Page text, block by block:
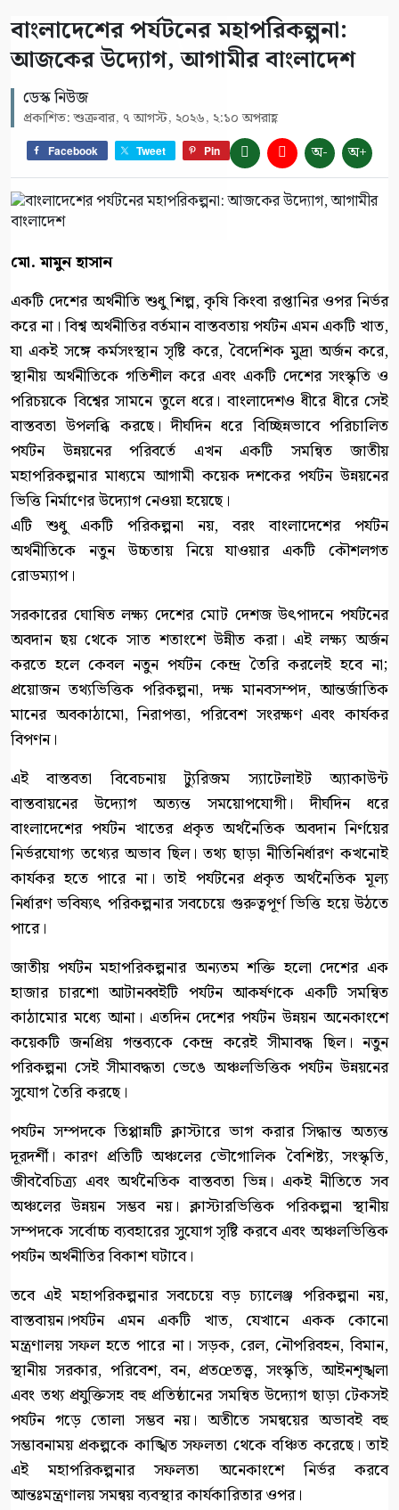
বাংলাদেশের পর্যটনের মহাপরিকল্পনা:
আজকের উদ্যোগ, আগামীর বাংলাদেশ
ডেস্ক নিউজ
প্রকাশিত: শুক্রবার, ৭ আগস্ট, ২০২৬, ২:১০ অপরাহ্ণ
Facebook Tweet Pin অ- অ+
মো. মামুন হাসান
একটি দেশের অর্থনীতি শুধু শিল্প, কৃষি কিংবা রপ্তানির ওপর নির্ভর
করে না। বিশ্ব অর্থনীতির বর্তমান বাস্তবতায় পর্যটন এমন একটি খাত,
যা একই সঙ্গে কর্মসংস্থান সৃষ্টি করে, বৈদেশিক মুদ্রা অর্জন করে,
স্থানীয় অর্থনীতিকে গতিশীল করে এবং একটি দেশের সংস্কৃতি ও
পরিচয়কে বিশ্বের সামনে তুলে ধরে। বাংলাদেশও ধীরে ধীরে সেই
বাস্তবতা উপলব্ধি করছে। দীর্ঘদিন ধরে বিচ্ছিন্নভাবে পরিচালিত
পর্যটন উন্নয়নের পরিবর্তে এখন একটি সমন্বিত জাতীয়
মহাপরিকল্পনার মাধ্যমে আগামী কয়েক দশকের পর্যটন উন্নয়নের
ভিত্তি নির্মাণের উদ্যোগ নেওয়া হয়েছে।
এটি শুধু একটি পরিকল্পনা নয়, বরং বাংলাদেশের পর্যটন
অর্থনীতিকে নতুন উচ্চতায় নিয়ে যাওয়ার একটি কৌশলগত
রোডম্যাপ।
সরকারের ঘোষিত লক্ষ্য দেশের মোট দেশজ উৎপাদনে পর্যটনের
অবদান ছয় থেকে সাত শতাংশে উন্নীত করা। এই লক্ষ্য অর্জন
করতে হলে কেবল নতুন পর্যটন কেন্দ্র তৈরি করলেই হবে না;
প্রয়োজন তথ্যভিত্তিক পরিকল্পনা, দক্ষ মানবসম্পদ, আন্তর্জাতিক
মানের অবকাঠামো, নিরাপত্তা, পরিবেশ সংরক্ষণ এবং কার্যকর
বিপণন।
এই বাস্তবতা বিবেচনায় ট্যুরিজম স্যাটেলাইট অ্যাকাউন্ট
বাস্তবায়নের উদ্যোগ অত্যন্ত সময়োপযোগী। দীর্ঘদিন ধরে
বাংলাদেশের পর্যটন খাতের প্রকৃত অর্থনৈতিক অবদান নির্ণয়ের
নির্ভরযোগ্য তথ্যের অভাব ছিল। তথ্য ছাড়া নীতিনির্ধারণ কখনোই
কার্যকর হতে পারে না। তাই পর্যটনের প্রকৃত অর্থনৈতিক মূল্য
নির্ধারণ ভবিষ্যৎ পরিকল্পনার সবচেয়ে গুরুত্বপূর্ণ ভিত্তি হয়ে উঠতে
পারে।
জাতীয় পর্যটন মহাপরিকল্পনার অন্যতম শক্তি হলো দেশের এক
হাজার চারশো আটানব্বইটি পর্যটন আকর্ষণকে একটি সমন্বিত
কাঠামোর মধ্যে আনা। এতদিন দেশের পর্যটন উন্নয়ন অনেকাংশে
কয়েকটি জনপ্রিয় গন্তব্যকে কেন্দ্র করেই সীমাবদ্ধ ছিল। নতুন
পরিকল্পনা সেই সীমাবদ্ধতা ভেঙে অঞ্চলভিত্তিক পর্যটন উন্নয়নের
সুযোগ তৈরি করছে।
পর্যটন সম্পদকে তিপ্পান্নটি ক্লাস্টারে ভাগ করার সিদ্ধান্ত অত্যন্ত
দূরদর্শী। কারণ প্রতিটি অঞ্চলের ভৌগোলিক বৈশিষ্ট্য, সংস্কৃতি,
জীববৈচিত্র্য এবং অর্থনৈতিক বাস্তবতা ভিন্ন। একই নীতিতে সব
অঞ্চলের উন্নয়ন সম্ভব নয়। ক্লাস্টারভিত্তিক পরিকল্পনা স্থানীয়
সম্পদকে সর্বোচ্চ ব্যবহারের সুযোগ সৃষ্টি করবে এবং অঞ্চলভিত্তিক
পর্যটন অর্থনীতির বিকাশ ঘটাবে।
তবে এই মহাপরিকল্পনার সবচেয়ে বড় চ্যালেঞ্জ পরিকল্পনা নয়,
বাস্তবায়ন।পর্যটন এমন একটি খাত, যেখানে একক কোনো
মন্ত্রণালয় সফল হতে পারে না। সড়ক, রেল, নৌপরিবহন, বিমান,
স্থানীয় সরকার, পরিবেশ, বন, প্রতœতত্ত্ব, সংস্কৃতি, আইনশৃঙ্খলা
এবং তথ্য প্রযুক্তিসহ বহু প্রতিষ্ঠানের সমন্বিত উদ্যোগ ছাড়া টেকসই
পর্যটন গড়ে তোলা সম্ভব নয়। অতীতে সমন্বয়ের অভাবই বহু
সম্ভাবনাময় প্রকল্পকে কাঙ্খিত সফলতা থেকে বঞ্চিত করেছে। তাই
এই মহাপরিকল্পনার সফলতা অনেকাংশে নির্ভর করবে
আন্তঃমন্ত্রণালয় সমন্বয় ব্যবস্থার কার্যকারিতার ওপর।